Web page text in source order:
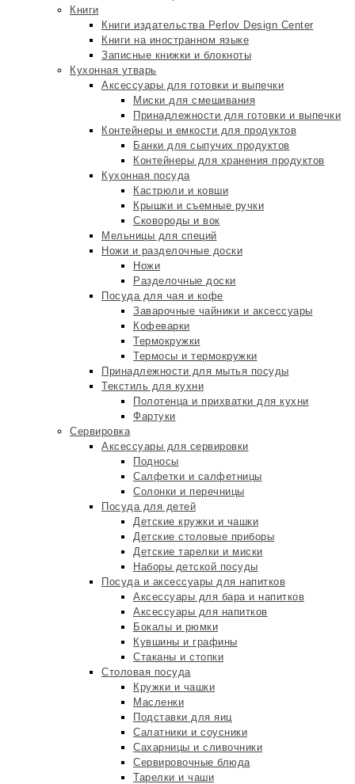
Книги
Книги издательства Perlov Design Center
Книги на иностранном языке
Записные книжки и блокноты
Кухонная утварь
Аксессуары для готовки и выпечки
Миски для смешивания
Принадлежности для готовки и выпечки
Контейнеры и емкости для продуктов
Банки для сыпучих продуктов
Контейнеры для хранения продуктов
Кухонная посуда
Кастрюли и ковши
Крышки и съемные ручки
Сковороды и вок
Мельницы для специй
Ножи и разделочные доски
Ножи
Разделочные доски
Посуда для чая и кофе
Заварочные чайники и аксессуары
Кофеварки
Термокружки
Термосы и термокружки
Принадлежности для мытья посуды
Текстиль для кухни
Полотенца и прихватки для кухни
Фартуки
Сервировка
Аксессуары для сервировки
Подносы
Салфетки и салфетницы
Солонки и перечницы
Посуда для детей
Детские кружки и чашки
Детские столовые приборы
Детские тарелки и миски
Наборы детской посуды
Посуда и аксессуары для напитков
Аксессуары для бара и напитков
Аксессуары для напитков
Бокалы и рюмки
Кувшины и графины
Стаканы и стопки
Столовая посуда
Кружки и чашки
Масленки
Подставки для яиц
Салатники и соусники
Сахарницы и сливочники
Сервировочные блюда
Тарелки и чаши